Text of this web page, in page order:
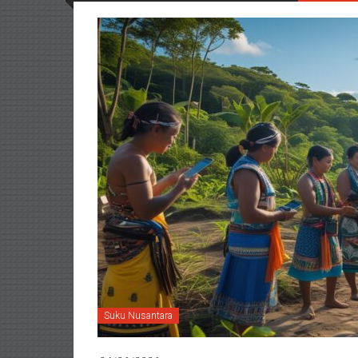
Suku Nusantara